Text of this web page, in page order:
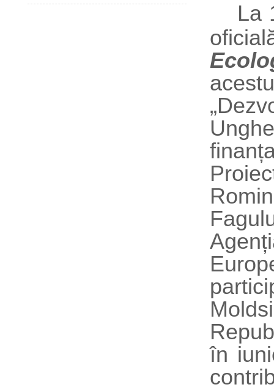
La
în